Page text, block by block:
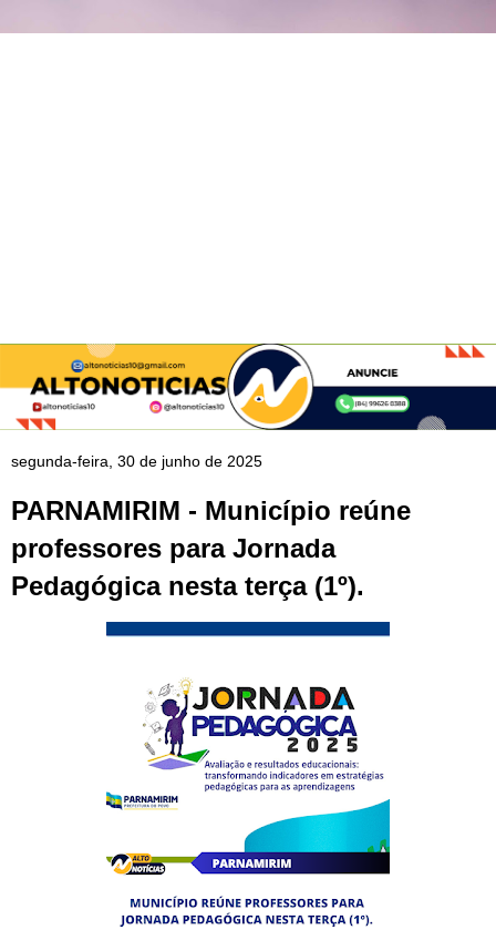
segunda-feira, 30 de junho de 2025
PARNAMIRIM - Município reúne
professores para Jornada
Pedagógica nesta terça (1º).